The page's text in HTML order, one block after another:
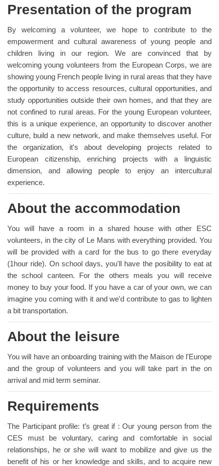
Presentation of the program
By welcoming a volunteer, we hope to contribute to the
empowerment and cultural awareness of young people and
children living in our region. We are convinced that by
welcoming young volunteers from the European Corps, we are
showing young French people living in rural areas that they have
the opportunity to access resources, cultural opportunities, and
study opportunities outside their own homes, and that they are
not confined to rural areas. For the young European volunteer,
this is a unique experience, an opportunity to discover another
culture, build a new network, and make themselves useful. For
the organization, it's about developing projects related to
European citizenship, enriching projects with a linguistic
dimension, and allowing people to enjoy an intercultural
experience.
About the accommodation
You will have a room in a shared house with other ESC
volunteers, in the city of Le Mans with everything provided. You
will be provided with a card for the bus to go there everyday
(1hour ride). On school days, you'll have the posibility to eat at
the school canteen. For the others meals you will receive
money to buy your food. If you have a car of your own, we can
imagine you coming with it and we'd contribute to gas to lighten
a bit transportation.
About the leisure
You will have an onboarding training with the Maison de l'Europe
and the group of volunteers and you will take part in the on
arrival and mid term seminar.
Requirements
The Participant profile: t’s great if : Our young person from the
CES must be voluntary, caring and comfortable in social
relationships, he or she will want to mobilize and give us the
benefit of his or her knowledge and skills, and to acquire new